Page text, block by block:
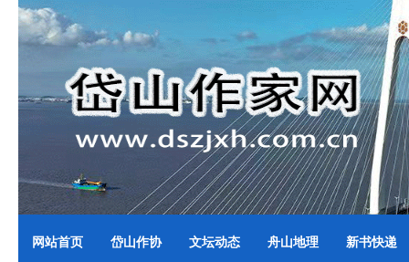
网站首页 岱山作协 文坛动态 舟山地理 新书快递